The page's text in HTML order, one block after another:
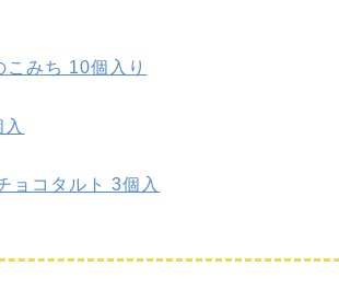
みち 10個入り
ョコタルト 3個入